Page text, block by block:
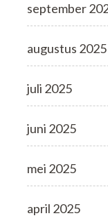
september
augustus 2025
juli 2025
juni 2025
mei 2025
april 2025